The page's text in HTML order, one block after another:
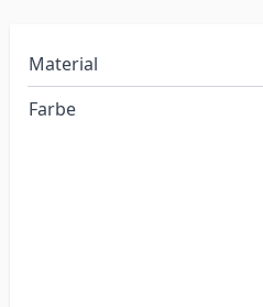
Material
Farbe